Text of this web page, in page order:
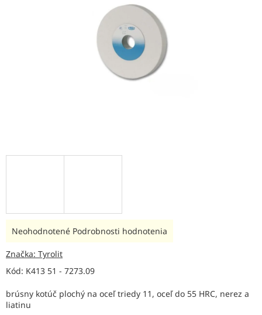
Kód: K413 51 - 7273.09
brúsny kotúč plochý na oceľ triedy 11, oceľ do 55 HRC, nerez a
liatinu
Priemerné
produktu
0,0
5
hviezdičiek.
Neohodnotené Podrobnosti hodnotenia
Značka: Tyrolit